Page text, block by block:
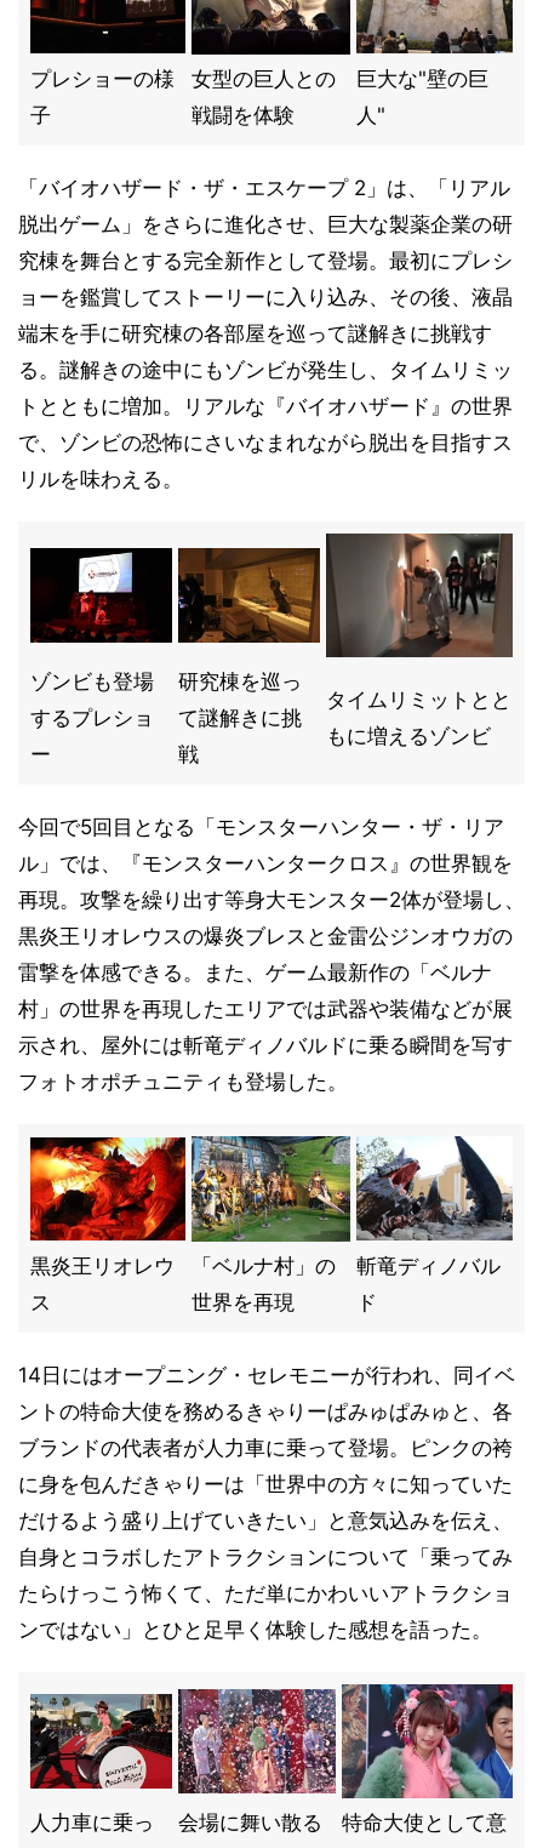
プレショーの様
子
女型の巨人との
戦闘を体験
巨大な"壁の巨
人"
「バイオハザード・ザ・エスケープ 2」は、「リアル
脱出ゲーム」をさらに進化させ、巨大な製薬企業の研
究棟を舞台とする完全新作として登場。最初にプレシ
ョーを鑑賞してストーリーに入り込み、その後、液晶
端末を手に研究棟の各部屋を巡って謎解きに挑戦す
る。謎解きの途中にもゾンビが発生し、タイムリミッ
トとともに増加。リアルな『バイオハザード』の世界
で、ゾンビの恐怖にさいなまれながら脱出を目指すス
リルを味わえる。
ゾンビも登場
するプレショ
ー
研究棟を巡っ
て謎解きに挑
戦
タイムリミットとと
もに増えるゾンビ
今回で5回目となる「モンスターハンター・ザ・リア
ル」では、『モンスターハンタークロス』の世界観を
再現。攻撃を繰り出す等身大モンスター2体が登場し、
黒炎王リオレウスの爆炎ブレスと金雷公ジンオウガの
雷撃を体感できる。また、ゲーム最新作の「ベルナ
村」の世界を再現したエリアでは武器や装備などが展
示され、屋外には斬竜ディノバルドに乗る瞬間を写す
フォトオポチュニティも登場した。
黒炎王リオレウ
ス
「ベルナ村」の
世界を再現
斬竜ディノバル
ド
14日にはオープニング・セレモニーが行われ、同イベ
ントの特命大使を務めるきゃりーぱみゅぱみゅと、各
ブランドの代表者が人力車に乗って登場。ピンクの袴
に身を包んだきゃりーは「世界中の方々に知っていた
だけるよう盛り上げていきたい」と意気込みを伝え、
自身とコラボしたアトラクションについて「乗ってみ
たらけっこう怖くて、ただ単にかわいいアトラクショ
ンではない」とひと足早く体験した感想を語った。
人力車に乗っ
会場に舞い散る
特命大使として意